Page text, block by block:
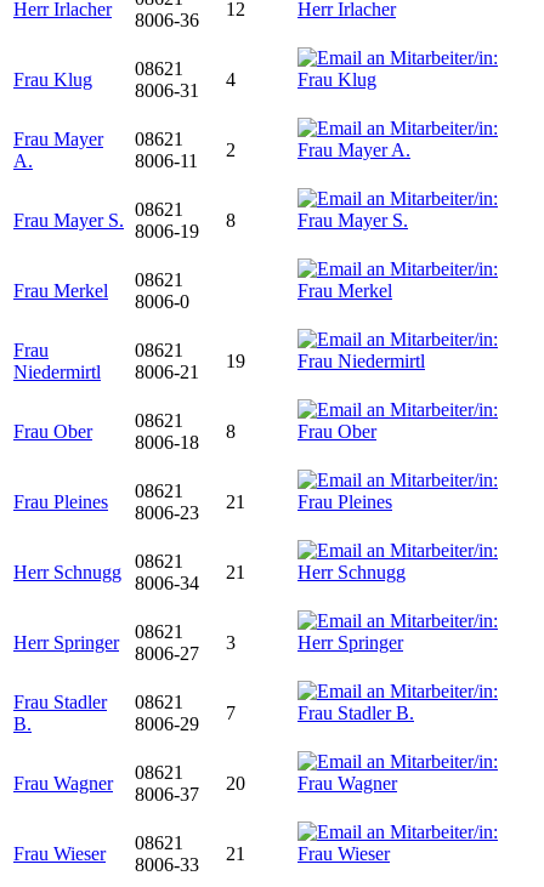
Herr Irlacher
8006-36
12
Frau Klug
08621
8006-31
4
Frau Mayer
A.
08621
8006-11
2
Frau Mayer S.
08621
8006-19
8
Frau Merkel
08621
8006-0
Frau
Niedermirtl
08621
8006-21
19
Frau Ober
08621
8006-18
8
Frau Pleines
08621
8006-23
21
Herr Schnugg
08621
8006-34
21
Herr Springer
08621
8006-27
3
Frau Stadler
B.
08621
8006-29
7
Frau Wagner
08621
8006-37
20
Frau Wieser
08621
8006-33
21